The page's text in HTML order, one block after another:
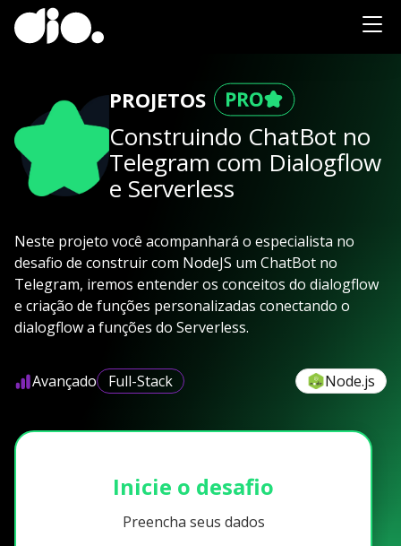
PROJETOS
Construindo ChatBot no
Telegram com Dialogflow
e Serverless
Neste projeto você acompanhará o especialista no
desafio de construir com NodeJS um ChatBot no
Telegram, iremos entender os conceitos do dialogflow
e criação de funções personalizadas conectando o
dialogflow a funções do Serverless.
Avançado Full-Stack Node.js
Inicie o desafio
Preencha seus dados